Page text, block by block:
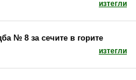
изтегли
№ 8 за сечите в горите
изтегли